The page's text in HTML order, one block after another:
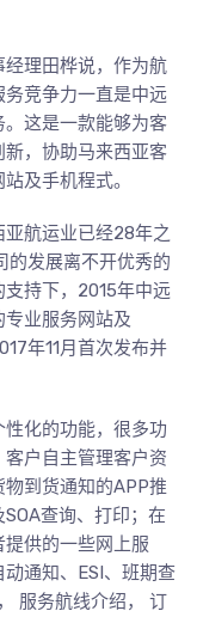
理田桦说，作为航
竞争力一直是中远
这是一款能够为客
，协助马来西亚客
及手机程式。
航运业已经28年之
的发展离不开优秀的
持下，2015年中远
业服务网站及
年11月首次发布并
化的功能，很多功
户自主管理客户资
到货通知的APP推
查询、打印；在
供的一些网上服
通知、ESI、班期查
服务航线介绍， 订